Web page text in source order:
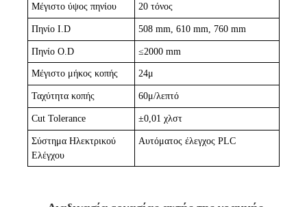
Μέγιστο ύψος πηνίου 20 τόνος
Πηνίο I.D 508 mm, 610 mm, 760 mm
Πηνίο O.D ≤2000 mm
Μέγιστο μήκος κοπής 24μ
Ταχύτητα κοπής 60μ/λεπτό
Cut Tolerance ±0,01 χλστ
Σύστημα Ηλεκτρικού
Ελέγχου
Αυτόματος έλεγχος PLC